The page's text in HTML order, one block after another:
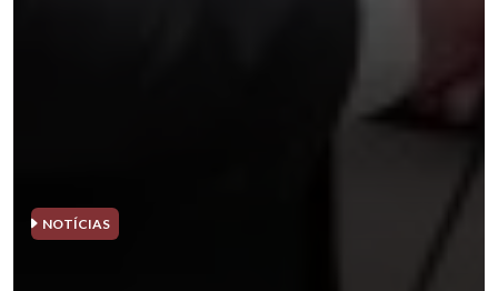
NOTÍCIAS